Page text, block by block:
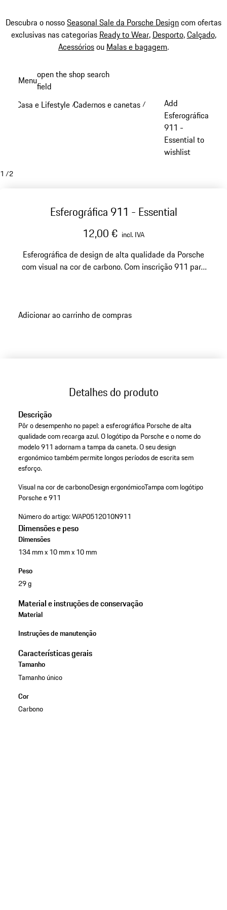
Descubra o nossoSeasonal Sale da Porsche Designcom ofertas
exclusivas nas categorias Ready to Wear, Desporto,Calçado,
Acessóriosou Malas e bagagem.
conteúdo
Menuopen the shop search
field
Casa e Lifestyle /Cadernos e canetas /
Add
Esferográfica
911 -
Essential to
wishlist
1 /2
Esferográfica 911 - Essential
12,00 € incl. IVA
Esferográfica de design de alta qualidade da Porsche
com visual na cor de carbono. Com inscrição 911 para
Adicionar ao carrinho de compras
Detalhes do produto
Descrição
Pôr o desempenho no papel: a esferográfica Porsche de alta
qualidade com recarga azul. O logótipo da Porsche e o nome do
modelo 911 adornam a tampa da caneta. O seu design
ergonómico também permite longos períodos de escrita sem
esforço.
Visual na cor de carbonoDesign ergonómicoTampa com logótipo
Porsche e 911
Número do artigo:WAP0512010N911
Dimensões e peso
Dimensões
134 mm x 10 mm x 10 mm
Peso
29 g
Material e instruções de conservação
Material
Instruções de manutenção
Características gerais
Tamanho
Tamanho único
Cor
Carbono